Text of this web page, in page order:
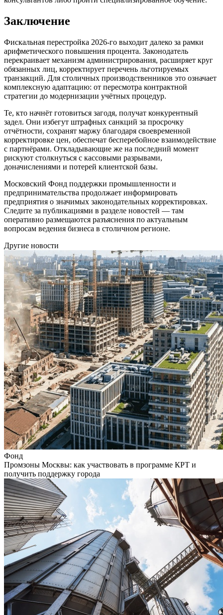
Заключение
Фискальная перестройка 2026-го выходит далеко за рамки
арифметического повышения процента. Законодатель
перекраивает механизм администрирования, расширяет круг
обязанных лиц, корректирует перечень льготируемых
транзакций. Для столичных производственников это означает
комплексную адаптацию: от пересмотра контрактной
стратегии до модернизации учётных процедур.
Те, кто начнёт готовиться загодя, получат конкурентный
задел. Они избегут штрафных санкций за просрочку
отчётности, сохранят маржу благодаря своевременной
корректировке цен, обеспечат бесперебойное взаимодействие
с партнёрами. Откладывающие же на последний момент
рискуют столкнуться с кассовыми разрывами,
доначислениями и потерей клиентской базы.
Московский Фонд поддержки промышленности и
предпринимательства продолжает информировать
предприятия о значимых законодательных корректировках.
Следите за публикациями в разделе новостей — там
оперативно размещаются разъяснения по актуальным
вопросам ведения бизнеса в столичном регионе.
Другие новости
Фонд
Промзоны Москвы: как участвовать в программе КРТ и
получить поддержку города